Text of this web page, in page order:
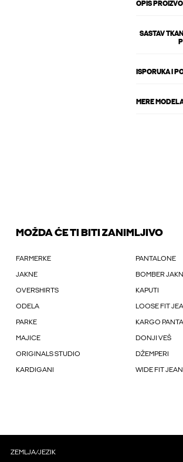
OPIS
SASTAV
ISPORUKA I
MERE
MOŽDA ĆE TI BITI ZANIMLJIVO
FARMERKE PANTALONE
JAKNE BOMBER
OVERSHIRTS KAPUTI
ODELA LOOSE FIT
PARKE KARGO
MAJICE DONJI VEŠ
ORIGINALS STUDIO DŽEMPERI
KARDIGANI WIDE FIT
ZEMLJA/JEZIK